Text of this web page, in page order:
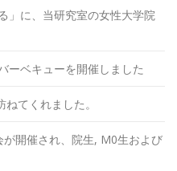
」に、当研究室の女性大学院
ーベキューを開催しました
てくれました。
開催され、院生, M0生および